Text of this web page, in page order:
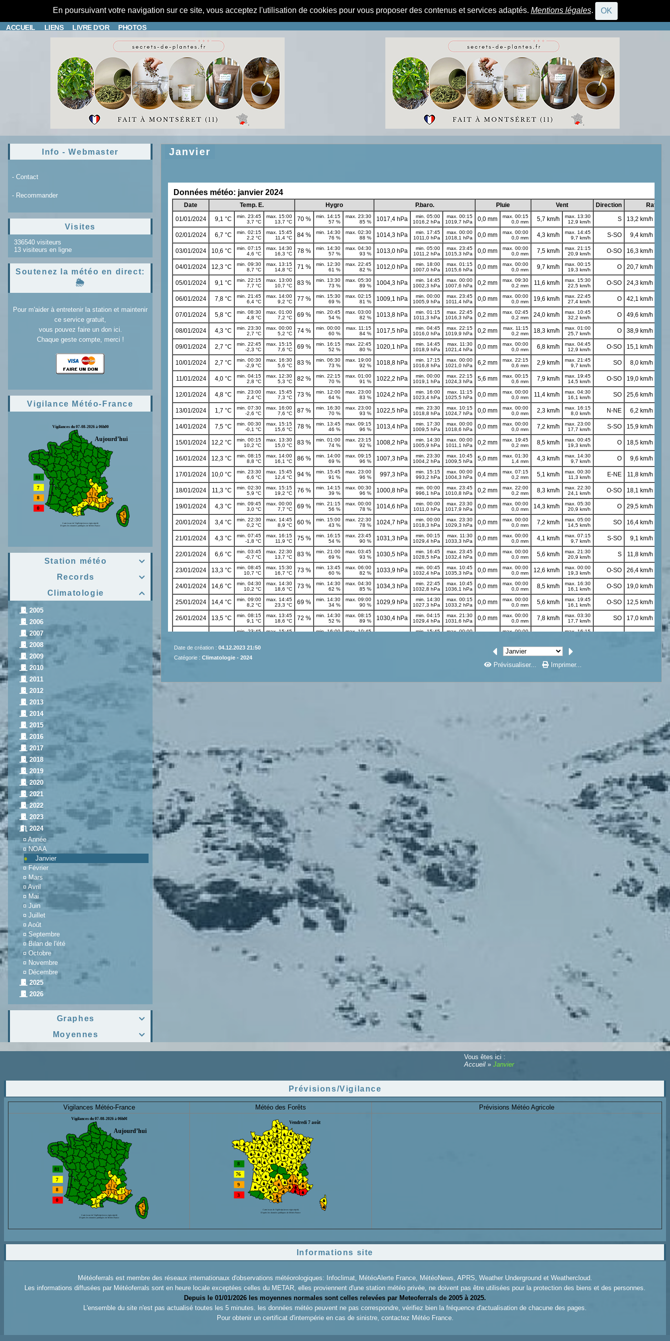
En poursuivant votre navigation sur ce site, vous acceptez l'utilisation de cookies pour vous proposer des contenus et services adaptés. Mentions légales. OK
ACCUEIL
CONNEXION
LIENS LIVRE D'OR PHOTOS
Info - Webmaster
- Contact
- Recommander
Visites
336540 visiteurs
13 visiteurs en ligne
Soutenez la météo en direct:
🌦️
Pour m'aider à entretenir la station et maintenir
ce service gratuit,
vous pouvez faire un don ici.
Chaque geste compte, merci !
Vigilance Météo-France

Station météo

Records

Climatologie
2005
2006
2007
2008
2009
2010
2011
2012
2013
2014
2015
2016
2017
2018
2019
2020
2021
2022
2023
2024
¤ Année
¤NOAA
Janvier
¤Février
¤Mars
¤ Avril
¤ Mai
¤ Juin
¤ Juillet
¤ Août
¤ Septembre
¤Bilan de l'été
¤ Octobre
¤ Novembre
¤ Décembre
2025
2026

Graphes

Moyennes
Janvier
Date de création : 04.12.2023 21:50
Catégorie : Climatologie - 2024
Prévisualiser... Imprimer...
Vous êtes ici :
Accueil»Janvier
Prévisions/Vigilance
Vigilances Météo-France Météo des Forêts Prévisions Météo Agricole
Informations site
Météoferrals est membre des réseaux internationaux d'observations météorologiques: Infoclimat, MétéoAlerte France, MétéoNews, APRS, Weather Underground et Weathercloud.
Les informations diffusées par Météoferrals sont en heure locale exceptées celles du METAR, elles proviennent d'une station météo privée, ne doivent pas être utilisées pour la protection des biens et des personnes.
Depuis le 01/01/2026 les moyennes normales sont celles relevées par Meteoferrals de 2005 à 2025.
L'ensemble du site n'est pas actualisé toutes les 5 minutes. les données météo peuvent ne pas correspondre, vérifiez bien la fréquence d'actualisation de chacune des pages.
Pour obtenir un certificat d'intempérie en cas de sinistre, contactez Météo France.